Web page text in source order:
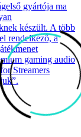
gyártója ma
készült. A több
rendelkező, a
gaming audio
Streamers